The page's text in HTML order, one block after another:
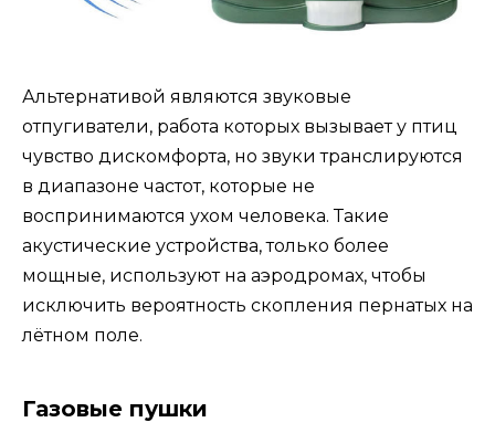
Альтернативой являются звуковые
отпугиватели, работа которых вызывает у птиц
чувство дискомфорта, но звуки транслируются
в диапазоне частот, которые не
воспринимаются ухом человека. Такие
акустические устройства, только более
мощные, используют на аэродромах, чтобы
исключить вероятность скопления пернатых на
лётном поле.
Газовые пушки